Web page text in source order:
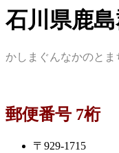
石川県鹿
かしまぐんなかのとま
郵便番号 7桁
〒929-1715